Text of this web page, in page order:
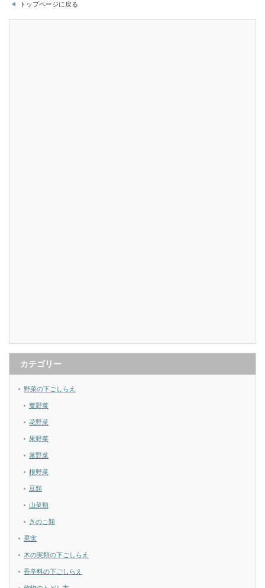
トップページに戻る
カテゴリー
野菜の下ごしらえ
葉野菜
花野菜
果野菜
茎野菜
根野菜
豆類
山菜類
きのこ類
果実
木の実類の下ごしらえ
香辛料の下ごしらえ